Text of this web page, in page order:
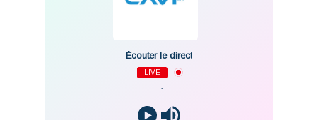
Écouter le direct
LIVE